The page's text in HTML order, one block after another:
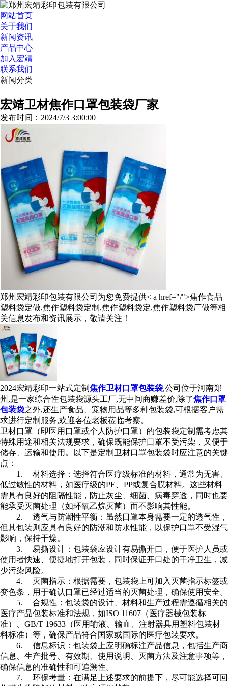
网站首页
关于我们
新闻资讯
产品中心
加入宏靖
联系我们
新闻分类
宏靖卫材焦作口罩包装袋厂家
发布时间：2024/7/3 3:00:00
郑州宏靖彩印包装有限公司为您免费提供< a href="/">焦作食品
塑料袋定做,焦作塑料袋定制,焦作塑料袋定,焦作塑料袋厂做等相
关信息发布和资讯展示，敬请关注！
2024宏靖彩印一站式定制 焦作卫材口罩包装袋,公司位于河南郑
州,是一家综合性包装袋源头工厂,无中间商赚差价,除了焦作口罩
包装袋之外,还生产食品、宠物用品等多种包装袋,可根据客户需
求进行定制服务,欢迎各位老板莅临考察。
卫材口罩（即医用口罩或个人防护口罩）的包装袋定制需考虑其
特殊用途和相关法规要求，确保既能保护口罩不受污染，又便于
储存、运输和使用。以下是定制卫材口罩包装袋时应注意的关键
点：
1.
材料选择：选择符合医疗级标准的材料，通常为无害、
低过敏性的材料，如医疗级的PE、PP或复合膜材料。这些材料
需具有良好的阻隔性能，防止灰尘、细菌、病毒穿透，同时也要
能承受灭菌处理（如环氧乙烷灭菌）而不影响其性能。
2.
透气与防潮性平衡：虽然口罩本身需要一定的透气性，
但其包装则应具有良好的防潮和防水性能，以保护口罩不受湿气
影响，保持干燥。
3.
易撕设计：包装袋应设计有易撕开口，便于医护人员或
使用者快速、便捷地打开包装，同时保证开口处的干净卫生，减
少污染风险。
4.
灭菌指示：根据需要，包装袋上可加入灭菌指示标签或
变色条，用于确认口罩已经过适当的灭菌处理，确保使用安全。
5.
合规性：包装袋的设计、材料和生产过程需遵循相关的
医疗产品包装标准和法规，如ISO 11607（医疗器械包装标
准）、GB/T 19633（医用输液、输血、注射器具用塑料包装材
料标准）等，确保产品符合国家或国际的医疗包装要求。
6.
信息标识：包装袋上应明确标注产品信息，包括生产商
信息、生产批号、有效期、使用说明、灭菌方法及注意事项等，
确保信息的准确性和可追溯性。
7.
环保考量：在满足上述要求的前提下，尽可能选择可回